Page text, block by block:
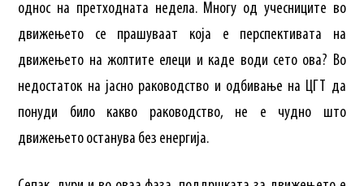
однос на претходната недела. Многу од учесниците во
движењето се прашуваат која е перспективата на
движењето на жолтите елеци и каде води сето ова? Во
недостаток на јасно раководство и одбивање на ЦГТ да
понуди било какво раководство, не е чудно што
движењето останува без енергија.